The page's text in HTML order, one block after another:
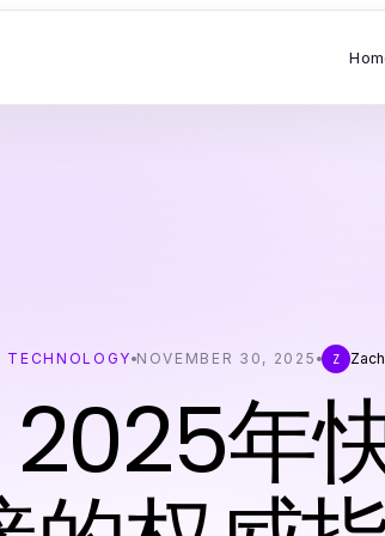
TECHNOLOGY NOVEMBER 30, 2025 Z
年